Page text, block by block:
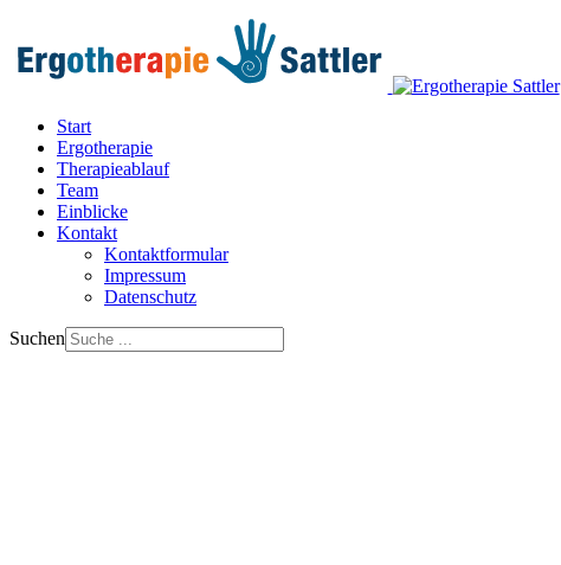
Start
Ergotherapie
Therapieablauf
Team
Einblicke
Kontakt
Kontaktformular
Impressum
Datenschutz
Suchen